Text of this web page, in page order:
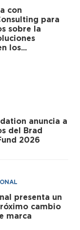
con
para
sobre la
los...
anuncia a
del Brad
2026
presenta un
cambio
marca